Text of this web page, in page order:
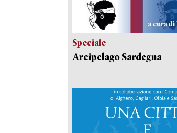
Speciale
Arcipelago Sardegna